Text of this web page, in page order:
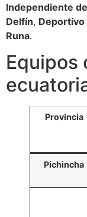
Independiente
Delfín, Deportivo
Runa.
Equipos
Provincia
Pichincha